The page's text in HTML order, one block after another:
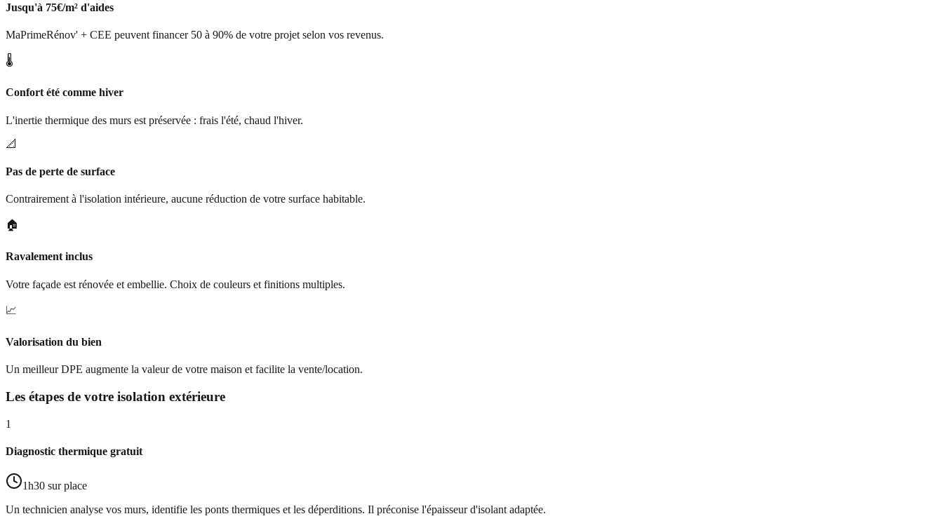
Jusqu'à 75€/m² d'aides
MaPrimeRénov' + CEE peuvent financer 50 à 90% de votre projet selon vos revenus.
🌡️
Confort été comme hiver
L'inertie thermique des murs est préservée : frais l'été, chaud l'hiver.
📐
Pas de perte de surface
Contrairement à l'isolation intérieure, aucune réduction de votre surface habitable.
🏠
Ravalement inclus
Votre façade est rénovée et embellie. Choix de couleurs et finitions multiples.
📈
Valorisation du bien
Un meilleur DPE augmente la valeur de votre maison et facilite la vente/location.
Les étapes de votre isolation extérieure
1
Diagnostic thermique gratuit
1h30 sur place
Un technicien analyse vos murs, identifie les ponts thermiques et les déperditions. Il préconise l'épaisseur d'isolant adaptée.